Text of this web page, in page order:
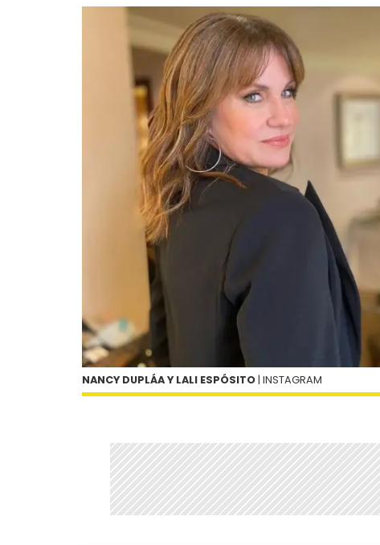
NANCY DUPLÁA Y LALI ESPÓSITO | INSTAGRAM